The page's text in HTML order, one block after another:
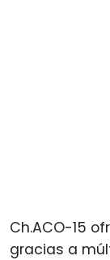
Ch.ACO-15
gracias a